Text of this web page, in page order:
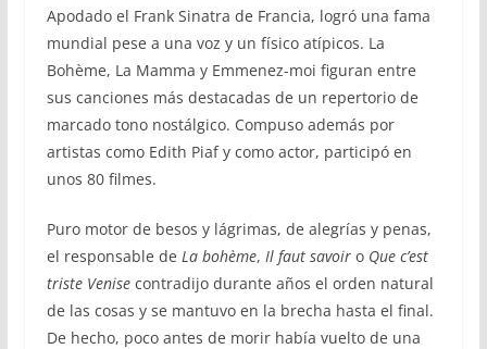
Apodado el Frank Sinatra de Francia, logró una fama
mundial pese a una voz y un físico atípicos. La
Bohème, La Mamma y Emmenez-moi figuran entre
sus canciones más destacadas de un repertorio de
marcado tono nostálgico. Compuso además por
artistas como Edith Piaf y como actor, participó en
unos 80 filmes.
Puro motor de besos y lágrimas, de alegrías y penas,
el responsable de La bohème, Il faut savoiro Que c’est
triste Venise contradijo durante años el orden natural
de las cosas y se mantuvo en la brecha hasta el final.
De hecho, poco antes de morir había vuelto de una